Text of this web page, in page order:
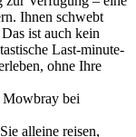
Ihnen schwebt
ist auch kein
Last-minute-
ohne Ihre
Mowbray bei
alleine reisen,